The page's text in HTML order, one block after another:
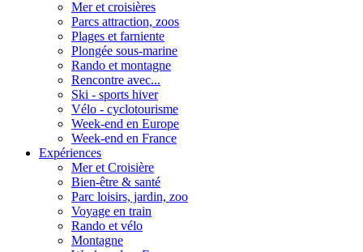
Mer et croisières
Parcs attraction, zoos
Plages et farniente
Plongée sous-marine
Rando et montagne
Rencontre avec...
Ski - sports hiver
Vélo - cyclotourisme
Week-end en Europe
Week-end en France
Expériences
Mer et Croisière
Bien-être & santé
Parc loisirs, jardin, zoo
Voyage en train
Rando et vélo
Montagne